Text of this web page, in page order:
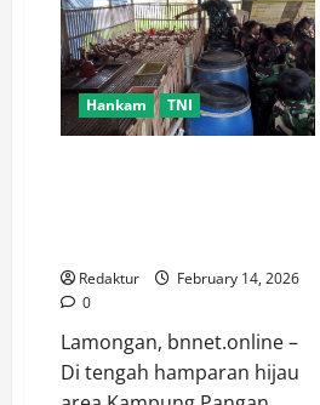
0812/06
Ngimbang
Pimpin
Panen
Raya
Padi
di
Desa
Munungrejo
Hankam TNI
Redaktur
February 14, 2026
0
​Lamongan, bnnet.online –
Di tengah hamparan hijau